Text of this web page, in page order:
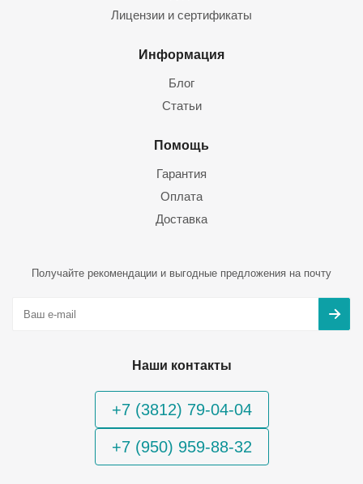
Лицензии и сертификаты
Информация
Блог
Статьи
Помощь
Гарантия
Оплата
Доставка
Получайте рекомендации и выгодные предложения на почту
Наши контакты
+7 (3812) 79-04-04
+7 (950) 959-88-32